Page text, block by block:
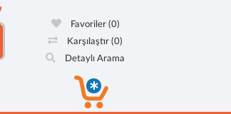
Favoriler (0)
Karşılaştır (0)
Detaylı Arama